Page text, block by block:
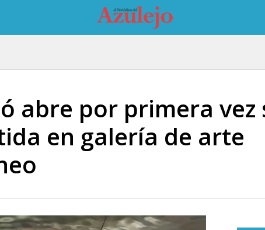
abre por primera vez
en galería de arte